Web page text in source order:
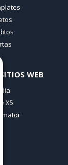
WEB
X5